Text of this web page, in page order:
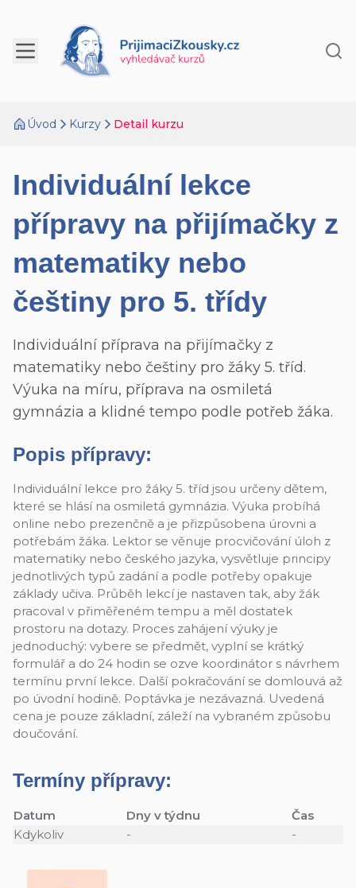
Úvod Kurzy Detail kurzu
Individuální lekce
přípravy na přijímačky z
matematiky nebo
češtiny pro 5. třídy
Individuální příprava na přijímačky z
matematiky nebo češtiny pro žáky 5. tříd.
Výuka na míru, příprava na osmiletá
gymnázia a klidné tempo podle potřeb žáka.
Popis přípravy:
Individuální lekce pro žáky 5. tříd jsou určeny dětem,
které se hlásí na osmiletá gymnázia. Výuka probíhá
online nebo prezenčně a je přizpůsobena úrovni a
potřebám žáka. Lektor se věnuje procvičování úloh z
matematiky nebo českého jazyka, vysvětluje principy
jednotlivých typů zadání a podle potřeby opakuje
základy učiva. Průběh lekcí je nastaven tak, aby žák
pracoval v přiměřeném tempu a měl dostatek
prostoru na dotazy. Proces zahájení výuky je
jednoduchý: vybere se předmět, vyplní se krátký
formulář a do 24 hodin se ozve koordinátor s návrhem
termínu první lekce. Další pokračování se domlouvá až
po úvodní hodině. Poptávka je nezávazná. Uvedená
cena je pouze základní, záleží na vybraném způsobu
doučování.
Termíny přípravy:
Datum Dny v týdnu
Čas
Kdykoliv
- -